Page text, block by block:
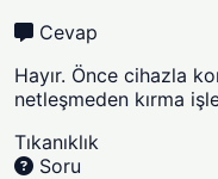
Cevap
Hayır. Önce cihazla
netleşmeden kırma
Tıkanıklık
Soru